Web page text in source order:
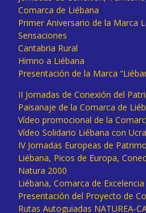
Comarca de Liébana
Primer Aniversario de la Marca
Sensaciones
Cantabria Rural
Himno a Liébana
Presentación de la Marca
II Jornadas de Conexión del
Paisanaje de la Comarca de
Vídeo promocional de la
Vídeo Solidario Liébana con
IV Jornadas Europeas de
Liébana, Picos de Europa,
Natura 2000
Liébana, Comarca de
Presentación del Proyecto de
Rutas Autoguiadas NATUREA-